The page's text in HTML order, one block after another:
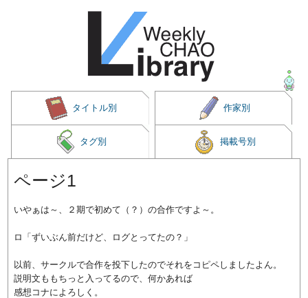
タイトル別 作家別
タグ別 掲載号別
ページ1
いやぁは～、２期で初めて（？）の合作ですよ～。
ロ「ずいぶん前だけど、ログとってたの？」
以前、サークルで合作を投下したのでそれをコピペしましたよん。
説明文ももちっと入ってるので、何かあれば
感想コナによろしく。